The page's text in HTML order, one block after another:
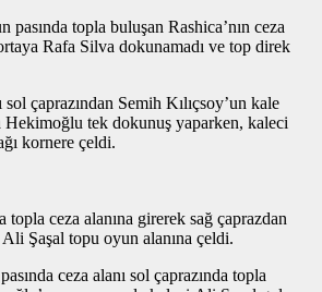
pasında topla buluşan Rashica’nın ceza
ortaya Rafa Silva dokunamadı ve top direk
çaprazından Semih Kılıçsoy’un kale
Hekimoğlu tek dokunuş yaparken, kaleci
kornere çeldi.
ceza alanına girerek sağ çaprazdan
Ali Şaşal topu oyun alanına çeldi.
ceza alanı sol çaprazında topla